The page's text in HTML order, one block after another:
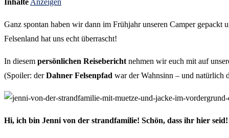
InhalteAnzeigen
Ganz spontan haben wir dann im Frühjahr unseren Camper gepackt
Felsenland hat uns echt überrascht!
In diesem persönlichen Reiseberichtnehmen wir euch mit auf
(Spoiler: derDahner Felsenpfad war der Wahnsinn – und natürlich
Hi, ich bin Jenni von der strandfamilie! Schön, dass ihr hier